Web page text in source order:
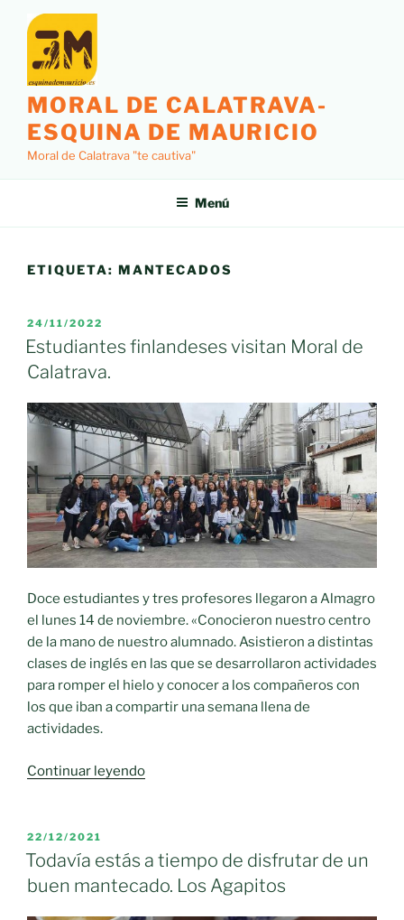
contenido
MORAL DE CALATRAVA-
ESQUINA DE MAURICIO
Moral de Calatrava "te cautiva"
Menú
ETIQUETA: MANTECADOS
PUBLICADO
EL
24/11/2022
Estudiantes finlandeses visitan Moral de
Calatrava.
Doce estudiantes y tres profesores llegaron a Almagro
el lunes 14 de noviembre. «Conocieron nuestro centro
de la mano de nuestro alumnado. Asistieron a distintas
clases de inglés en las que se desarrollaron actividades
para romper el hielo y conocer a los compañeros con
los que iban a compartir una semana llena de
actividades.
Continuar leyendo«Estudiantes
de
Calatrava.»
PUBLICADO
EL
22/12/2021
Todavía estás a tiempo de disfrutar de un
buen mantecado. Los Agapitos